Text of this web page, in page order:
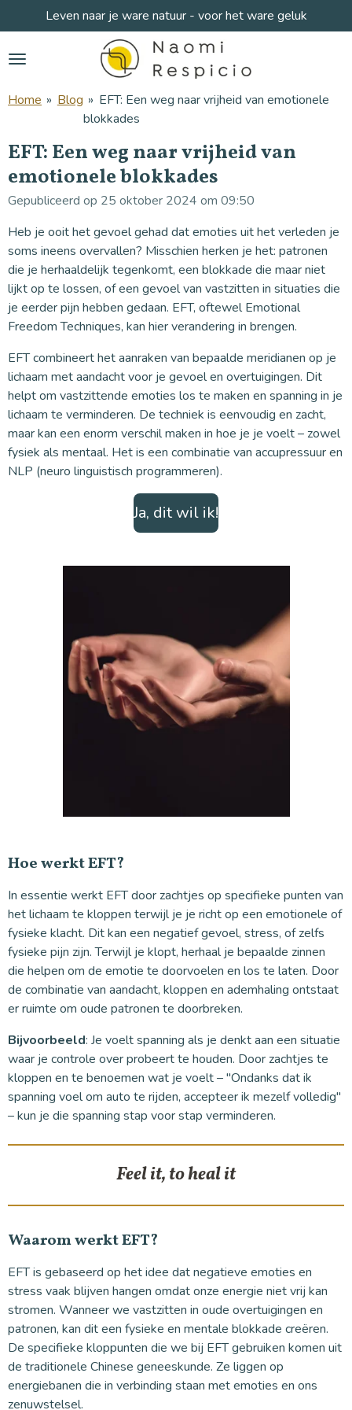
direct
naar
Leven naar je ware natuur - voor het ware geluk
Home » Blog » EFT: Een weg naar vrijheid van emotionele
blokkades
EFT: Een weg naar vrijheid van
emotionele blokkades
Gepubliceerd op 25 oktober 2024 om 09:50
Heb je ooit het gevoel gehad dat emoties uit het verleden je
soms ineens overvallen? Misschien herken je het: patronen
die je herhaaldelijk tegenkomt, een blokkade die maar niet
lijkt op te lossen, of een gevoel van vastzitten in situaties die
je eerder pijn hebben gedaan. EFT, oftewel Emotional
Freedom Techniques, kan hier verandering in brengen.
EFT combineert het aanraken van bepaalde meridianen op je
lichaam met aandacht voor je gevoel en overtuigingen. Dit
helpt om vastzittende emoties los te maken en spanning in je
lichaam te verminderen. De techniek is eenvoudig en zacht,
maar kan een enorm verschil maken in hoe je je voelt – zowel
fysiek als mentaal. Het is een combinatie van accupressuur en
NLP (neuro linguistisch programmeren).
Ja, dit wil ik!
Hoe werkt EFT?
In essentie werkt EFT door zachtjes op specifieke punten van
het lichaam te kloppen terwijl je je richt op een emotionele of
fysieke klacht. Dit kan een negatief gevoel, stress, of zelfs
fysieke pijn zijn. Terwijl je klopt, herhaal je bepaalde zinnen
die helpen om de emotie te doorvoelen en los te laten. Door
de combinatie van aandacht, kloppen en ademhaling ontstaat
er ruimte om oude patronen te doorbreken.
Bijvoorbeeld: Je voelt spanning als je denkt aan een situatie
waar je controle over probeert te houden. Door zachtjes te
kloppen en te benoemen wat je voelt – "Ondanks dat ik
spanning voel om auto te rijden, accepteer ik mezelf volledig"
– kun je die spanning stap voor stap verminderen.
Feel it, to heal it
Waarom werkt EFT?
EFT is gebaseerd op het idee dat negatieve emoties en
stress vaak blijven hangen omdat onze energie niet vrij kan
stromen. Wanneer we vastzitten in oude overtuigingen en
patronen, kan dit een fysieke en mentale blokkade creëren.
De specifieke kloppunten die we bij EFT gebruiken komen uit
de traditionele Chinese geneeskunde. Ze liggen op
energiebanen die in verbinding staan met emoties en ons
zenuwstelsel.